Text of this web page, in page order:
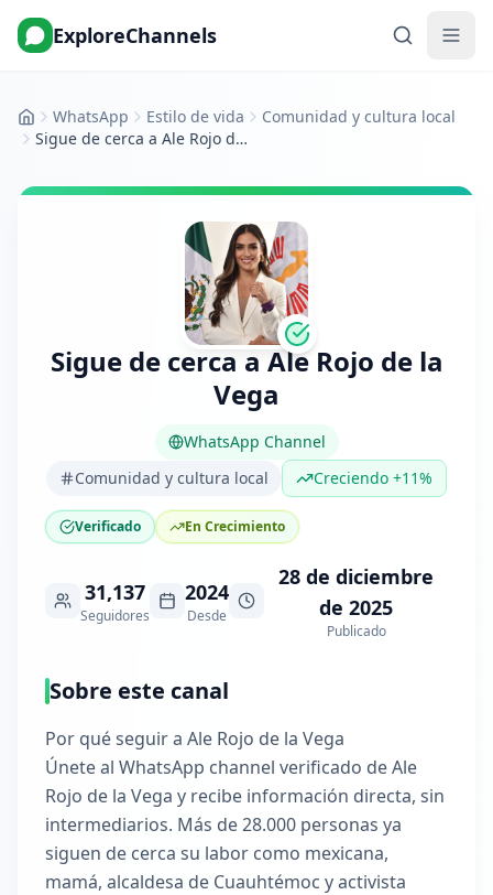
ExploreChannels
InicioWhatsApp Estilo de vida
Comunidad y cultura local
Sigue de cerca a Ale Rojo de la Vega
Sigue de cerca a Ale Rojo de la
Vega
WhatsApp Channel
Comunidad y cultura local
Creciendo +11%
Verificado En Crecimiento
31,137
Seguidores
2024
Desde
28 de diciembre
de 2025
Publicado
Sobre este canal
Por qué seguir a Ale Rojo de la Vega
Únete al WhatsApp channel verificado de Ale
Rojo de la Vega y recibe información directa, sin
intermediarios. Más de 28.000 personas ya
siguen de cerca su labor como mexicana,
mamá, alcaldesa de Cuauhtémoc y activista